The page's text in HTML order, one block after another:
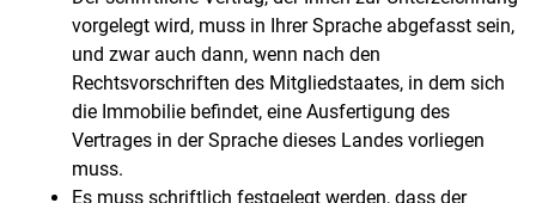
vorgelegt wird, muss in Ihrer Sprache abgefasst sein,
und zwar auch dann, wenn nach den
Rechtsvorschriften des Mitgliedstaates, in dem sich
die Immobilie befindet, eine Ausfertigung des
Vertrages in der Sprache dieses Landes vorliegen
muss.
Es muss schriftlich festgelegt werden, dass der